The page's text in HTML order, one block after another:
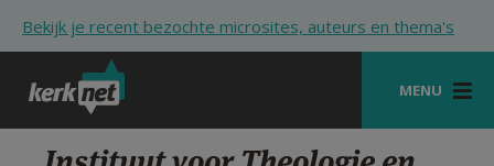
Bekijk je recent bezochte microsites, auteurs en thema's
MENU
STARTPAGINA